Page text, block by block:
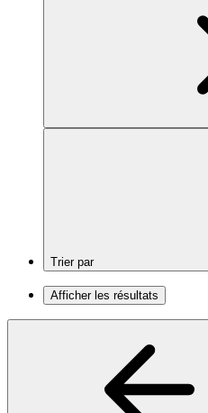
Trier par
Afficher les résultats